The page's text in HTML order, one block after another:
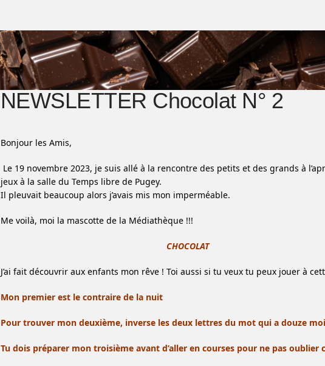
NEWSLETTER Chocolat N° 2
Bonjour les Amis,
Le 19 novembre 2023, je suis allé à la rencontre des petits et des grands à
jeux à la salle du Temps libre de Pugey.
Il pleuvait beaucoup alors j’avais mis mon imperméable.
Me voilà, moi la mascotte de la Médiathèque !!!
CHOCOLAT
J’ai fait découvrir aux enfants mon rêve ! Toi aussi si tu veux tu peux jouer à
Mon premier est le contraire de la nuit
Pour trouver mon deuxième, inverse les deux lettres du mot qui a douze
Tu dois préparer mon troisième avant d’aller en courses pour ne pas oublier